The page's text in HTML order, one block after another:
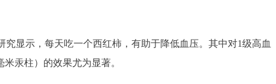
究显示，每天吃一个西红柿，有助于降低血压。其中对1级高血
汞柱）的效果尤为显著。